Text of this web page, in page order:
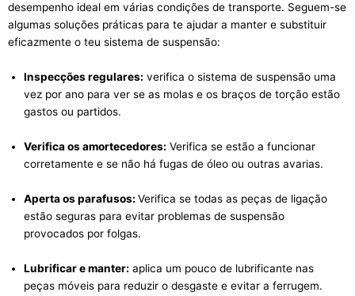
desempenho ideal em várias condições de transporte. Seguem-se
algumas soluções práticas para te ajudar a manter e substituir
eficazmente o teu sistema de suspensão:
Inspecções regulares: verifica o sistema de suspensão uma
vez por ano para ver se as molas e os braços de torção estão
gastos ou partidos.
Verifica os amortecedores: Verifica se estão a funcionar
corretamente e se não há fugas de óleo ou outras avarias.
Aperta os parafusos: Verifica se todas as peças de ligação
estão seguras para evitar problemas de suspensão
provocados por folgas.
Lubrificar e manter: aplica um pouco de lubrificante nas
peças móveis para reduzir o desgaste e evitar a ferrugem.